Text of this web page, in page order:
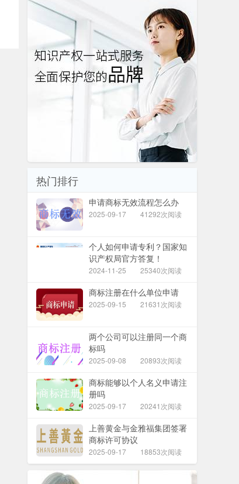
热门排行
申请商标无效流程怎么办
2025-09-17 41292次阅读
个人如何申请专利？国家知
识产权局官方答复！
2024-11-25 25340次阅读
商标注册在什么单位申请
2025-09-15 21631次阅读
两个公司可以注册同一个商
标吗
2025-09-08 20893次阅读
商标能够以个人名义申请注
册吗
2025-09-17 20241次阅读
上善黄金与金雅福集团签署
商标许可协议
2025-09-17 18853次阅读